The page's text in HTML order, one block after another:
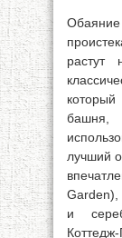
растут
башня,
лучший
Garden),
и